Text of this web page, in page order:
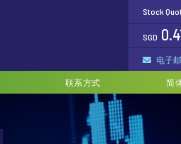
Stock
SGD
电子
联系方式 简